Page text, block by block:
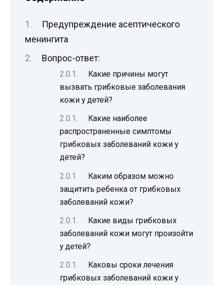
Предупреждение асептического
менингита
Вопрос-ответ:
Какие причины могут
вызвать грибковые заболевания
кожи у детей?
Какие наиболее
распространенные симптомы
грибковых заболеваний кожи у
детей?
Каким образом можно
защитить ребенка от грибковых
заболеваний кожи?
Какие виды грибковых
заболеваний кожи могут произойти
у детей?
Каковы сроки лечения
грибковых заболеваний кожи у